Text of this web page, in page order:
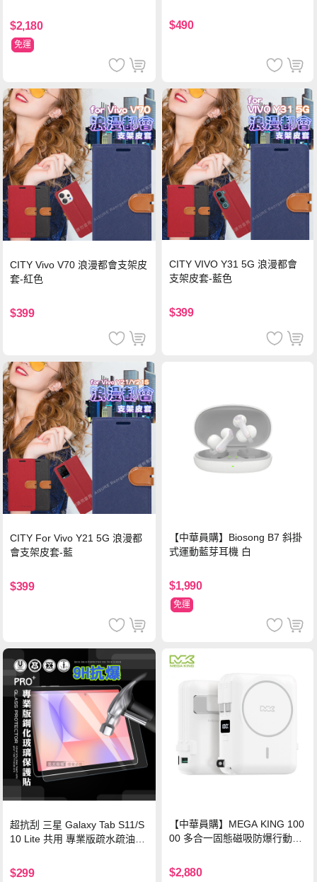
$2,180
免運
$490
CITY Vivo V70 浪漫都會支架皮
套-紅色
$399
CITY VIVO Y31 5G 浪漫都會
支架皮套-藍色
$399
CITY For Vivo Y21 5G 浪漫都
會支架皮套-藍
$399
【中華員購】Biosong B7 斜掛
式運動藍芽耳機 白
$1,990
免運
超抗刮 三星 Galaxy Tab S11/S
10 Lite 共用 專業版疏水疏油9H
$299
【中華員購】MEGA KING 100
00 多合一固態磁吸防爆行動電
$2,880